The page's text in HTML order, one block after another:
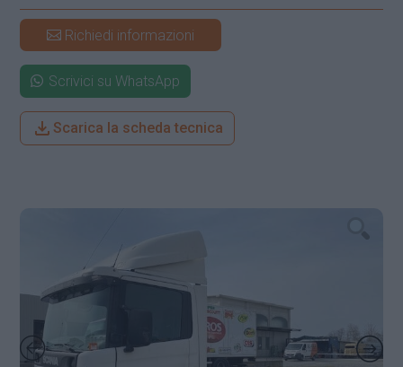
Richiedi informazioni
Scrivici su WhatsApp
Scarica la scheda tecnica